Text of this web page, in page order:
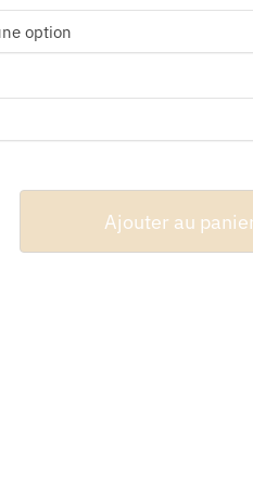
37.98 $
Ajouter au